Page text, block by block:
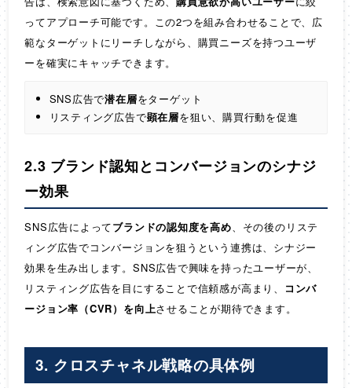
ってアプローチ可能です。この2つを組み合わせることで、広
範なターゲットにリーチしながら、購買ニーズを持つユーザ
ーを確実にキャッチできます。
SNS広告で潜在層をターゲット
リスティング広告で顕在層を狙い、購買行動を促進
2.3 ブランド認知とコンバージョンのシナジ
ー効果
SNS広告によってブランドの認知度を高め、その後のリステ
ィング広告でコンバージョンを狙うという連携は、シナジー
効果を生み出します。SNS広告で興味を持ったユーザーが、
リスティング広告を目にすることで信頼感が高まり、
コンバ
ージョン率（CVR）を向上させることが期待できます。
3. クロスチャネル戦略の具体例